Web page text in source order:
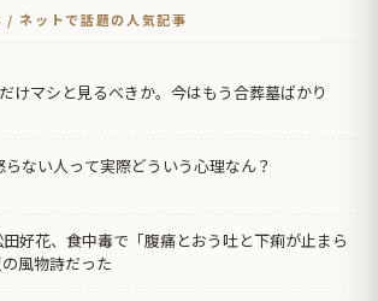
ネットで話題の人気記事
けマシと見るべきか。今はもう合葬墓ばかり
らない人って実際どういう心理なん？
好花、食中毒で「腹痛とおう吐と下痢が止まら
風物詩だった